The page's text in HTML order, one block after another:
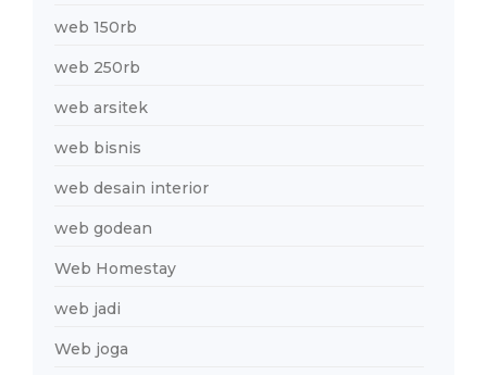
web 150rb
web 250rb
web arsitek
web bisnis
web desain interior
web godean
Web Homestay
web jadi
Web joga